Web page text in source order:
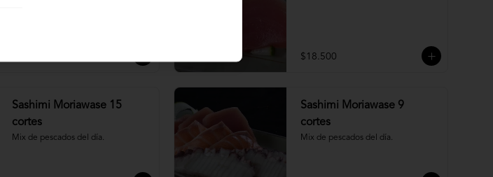
$18.500
Sashimi Moriawase 15
cortes
Mix de pescados del día.
Sashimi Moriawase 9
cortes
Mix de pescados del día.